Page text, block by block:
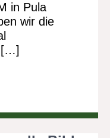
in Pula
wir die
[…]